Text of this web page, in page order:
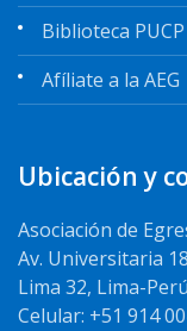
Biblioteca PUCP
Afíliate a la AEG
Ubicación y
Asociación de
Av. Universitaria
Lima 32, Lima-Perú
Celular: +51 914